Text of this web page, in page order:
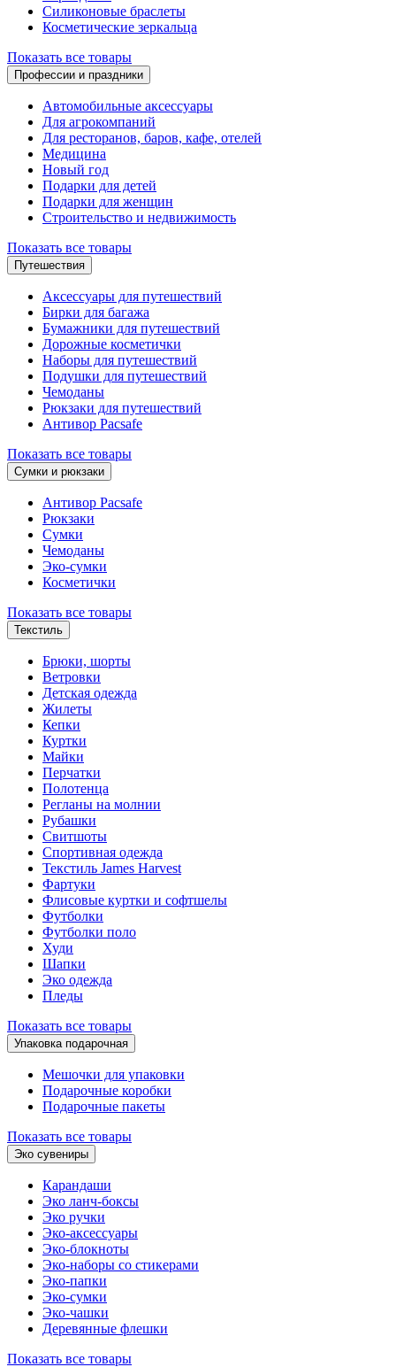
Силиконовые браслеты
Косметические зеркальца
Показать все товары
Профессии и праздники
Автомобильные аксессуары
Для агрокомпаний
Для ресторанов, баров, кафе, отелей
Медицина
Новый год
Подарки для детей
Подарки для женщин
Строительство и недвижимость
Показать все товары
Путешествия
Аксессуары для путешествий
Бирки для багажа
Бумажники для путешествий
Дорожные косметички
Наборы для путешествий
Подушки для путешествий
Чемоданы
Рюкзаки для путешествий
Антивор Pacsafe
Показать все товары
Сумки и рюкзаки
Антивор Pacsafe
Рюкзаки
Сумки
Чемоданы
Эко-сумки
Косметички
Показать все товары
Текстиль
Брюки, шорты
Ветровки
Детская одежда
Жилеты
Кепки
Куртки
Майки
Перчатки
Полотенца
Регланы на молнии
Рубашки
Свитшоты
Спортивная одежда
Текстиль James Harvest
Фартуки
Флисовые куртки и софтшелы
Футболки
Футболки поло
Худи
Шапки
Эко одежда
Пледы
Показать все товары
Упаковка подарочная
Мешочки для упаковки
Подарочные коробки
Подарочные пакеты
Показать все товары
Эко сувениры
Карандаши
Эко ланч-боксы
Эко ручки
Эко-аксессуары
Эко-блокноты
Эко-наборы со стикерами
Эко-папки
Эко-сумки
Эко-чашки
Деревянные флешки
Показать все товары